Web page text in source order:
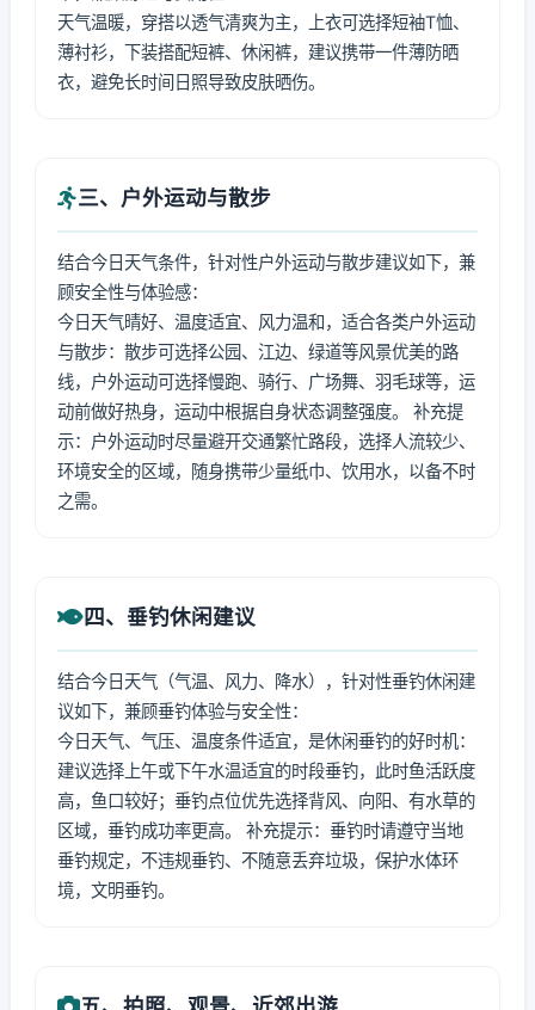
天气温暖，穿搭以透气清爽为主，上衣可选择短袖T恤、
薄衬衫，下装搭配短裤、休闲裤，建议携带一件薄防晒
衣，避免长时间日照导致皮肤晒伤。
三、户外运动与散步
结合今日天气条件，针对性户外运动与散步建议如下，兼
顾安全性与体验感：
今日天气晴好、温度适宜、风力温和，适合各类户外运动
与散步：散步可选择公园、江边、绿道等风景优美的路
线，户外运动可选择慢跑、骑行、广场舞、羽毛球等，运
动前做好热身，运动中根据自身状态调整强度。 补充提
示：户外运动时尽量避开交通繁忙路段，选择人流较少、
环境安全的区域，随身携带少量纸巾、饮用水，以备不时
之需。
四、垂钓休闲建议
结合今日天气（气温、风力、降水），针对性垂钓休闲建
议如下，兼顾垂钓体验与安全性：
今日天气、气压、温度条件适宜，是休闲垂钓的好时机：
建议选择上午或下午水温适宜的时段垂钓，此时鱼活跃度
高，鱼口较好；垂钓点位优先选择背风、向阳、有水草的
区域，垂钓成功率更高。 补充提示：垂钓时请遵守当地
垂钓规定，不违规垂钓、不随意丢弃垃圾，保护水体环
境，文明垂钓。